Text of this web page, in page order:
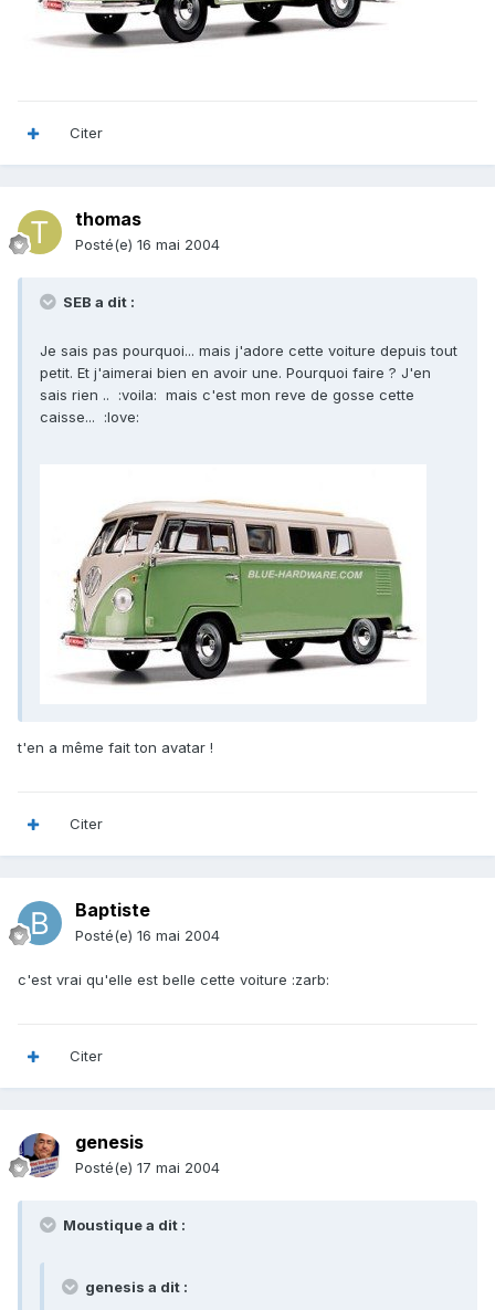
Citer
thomas
Posté(e) 16 mai 2004
SEB a dit :
Je sais pas pourquoi... mais j'adore cette voiture depuis tout
petit. Et j'aimerai bien en avoir une. Pourquoi faire ? J'en
sais rien .. :voila: mais c'est mon reve de gosse cette
caisse... :love:
t'en a même fait ton avatar !
Citer
Baptiste
Posté(e) 16 mai 2004
c'est vrai qu'elle est belle cette voiture :zarb:
Citer
genesis
Posté(e) 17 mai 2004
Moustique a dit :
genesis a dit :